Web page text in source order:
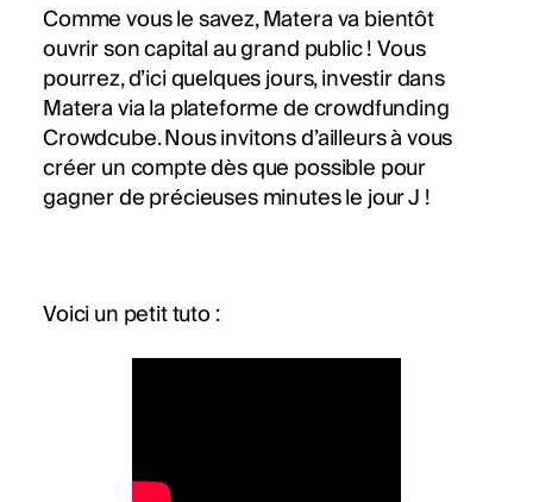
Comme vous le savez, Matera va bientôt
ouvrir son capital au grand public ! Vous
pourrez, d’ici quelques jours, investir dans
Matera via la plateforme de crowdfunding
Crowdcube. Nous invitons d’ailleurs à vous
créer un compte dès que possible pour
gagner de précieuses minutes le jour J !
Voici un petit tuto :